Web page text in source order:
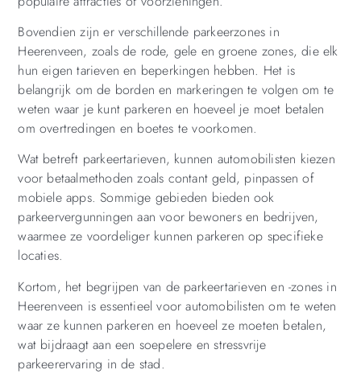
Bovendien zijn er verschillende parkeerzones in
Heerenveen, zoals de rode, gele en groene zones, die elk
hun eigen tarieven en beperkingen hebben. Het is
belangrijk om de borden en markeringen te volgen om te
weten waar je kunt parkeren en hoeveel je moet betalen
om overtredingen en boetes te voorkomen.
Wat betreft parkeertarieven, kunnen automobilisten kiezen
voor betaalmethoden zoals contant geld, pinpassen of
mobiele apps. Sommige gebieden bieden ook
parkeervergunningen aan voor bewoners en bedrijven,
waarmee ze voordeliger kunnen parkeren op specifieke
locaties.
Kortom, het begrijpen van de parkeertarieven en -zones in
Heerenveen is essentieel voor automobilisten om te weten
waar ze kunnen parkeren en hoeveel ze moeten betalen,
wat bijdraagt aan een soepelere en stressvrije
parkeerervaring in de stad.